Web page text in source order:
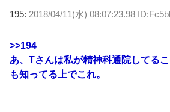
195: 2018/04/11(水) 08:07:23.98
>>194
あ、Tさんは私が精神科通院してる
も知ってる上でこれ。